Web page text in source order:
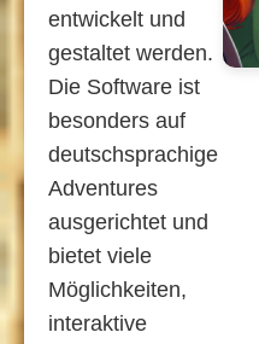
entwickelt und
gestaltet werden.
Die Software ist
besonders auf
deutschsprachige
Adventures
ausgerichtet und
bietet viele
Möglichkeiten,
interaktive